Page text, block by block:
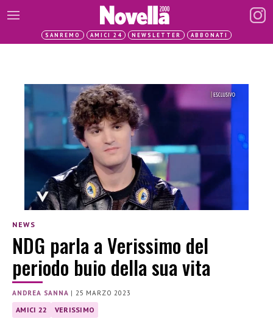
SANREMO AMICI 24 NEWSLETTER ABBONATI
NEWS
NDG parla a Verissimo del
periodo buio della sua vita
ANDREA SANNA |25 MARZO 2023
AMICI 22 VERISSIMO